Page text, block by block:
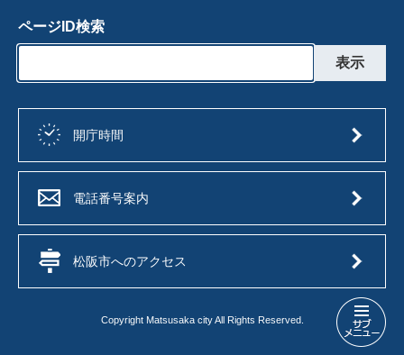
保
ページID検索
開庁時間
電話番号案内
松阪市へのアクセス
Copyright Matsusaka city All Rights Reserved.